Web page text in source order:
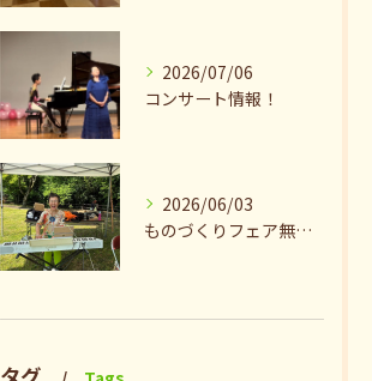
2026/07/06
コンサート情報！
2026/06/03
ものづくりフェア無事終了♪ありがとうございました。